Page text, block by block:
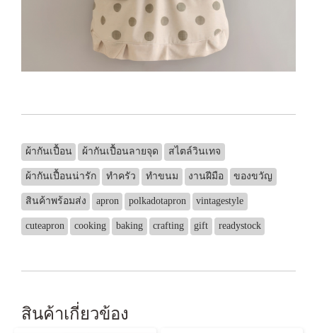
ผ้ากันเปื้อน ผ้ากันเปื้อนลายจุด สไตล์วินเทจ
ผ้ากันเปื้อนน่ารัก ทำครัว ทำขนม งานฝีมือ ของขวัญ
สินค้าพร้อมส่ง apron polkadotapron vintagestyle
cuteapron cooking baking crafting gift readystock
สินค้าเกี่ยวข้อง